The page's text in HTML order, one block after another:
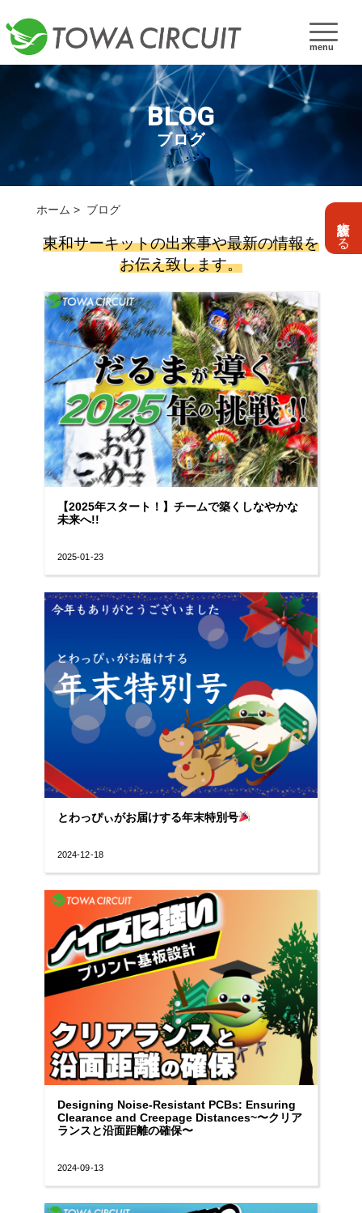
menu
設計依頼する
BLOG
ブログ
ホーム ブログ
東和サーキットの出来事や最新の情報を
お伝え致します。
【2025年スタート！】チームで築くしなやかな
未来へ!!
2025-01-23
とわっぴぃがお届けする年末特別号
2024-12-18
Designing Noise-Resistant PCBs: Ensuring
Clearance and Creepage Distances~〜クリア
ランスと沿面距離の確保〜
2024-09-13